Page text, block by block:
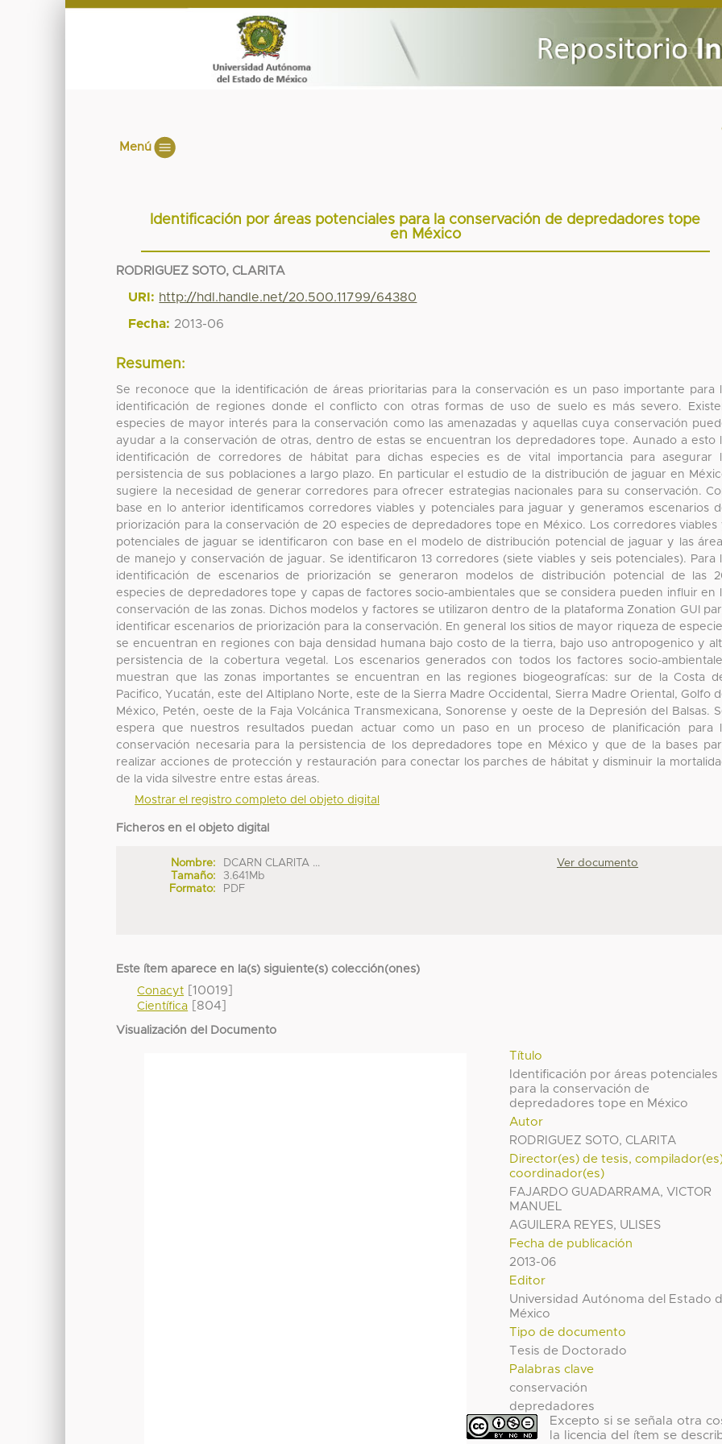
Menú
Identificación por áreas potenciales para la conservación de depredadores tope
en México
RODRIGUEZ SOTO, CLARITA
URI: http://hdl.handle.net/20.500.11799/64380
Fecha: 2013-06
Resumen:
Se reconoce que la identificación de áreas prioritarias para la conservación es un paso importante para
identificación de regiones donde el conflicto con otras formas de uso de suelo es más severo.
especies de mayor interés para la conservación como las amenazadas y aquellas cuya conservación
ayudar a la conservación de otras, dentro de estas se encuentran los depredadores tope. Aunado a esto
identificación de corredores de hábitat para dichas especies es de vital importancia para asegurar
persistencia de sus poblaciones a largo plazo. En particular el estudio de la distribución de jaguar en
sugiere la necesidad de generar corredores para ofrecer estrategias nacionales para su conservación.
base en lo anterior identificamos corredores viables y potenciales para jaguar y generamos escenarios
priorización para la conservación de 20 especies de depredadores tope en México. Los corredores viables
potenciales de jaguar se identificaron con base en el modelo de distribución potencial de jaguar y las
de manejo y conservación de jaguar. Se identificaron 13 corredores (siete viables y seis potenciales). Para
identificación de escenarios de priorización se generaron modelos de distribución potencial de las
especies de depredadores tope y capas de factores socio-ambientales que se considera pueden influir en
conservación de las zonas. Dichos modelos y factores se utilizaron dentro de la plataforma Zonation GUI
identificar escenarios de priorización para la conservación. En general los sitios de mayor riqueza de
se encuentran en regiones con baja densidad humana bajo costo de la tierra, bajo uso antropogenico y
persistencia de la cobertura vegetal. Los escenarios generados con todos los factores socio-
muestran que las zonas importantes se encuentran en las regiones biogeografícas: sur de la Costa
Pacifico, Yucatán, este del Altiplano Norte, este de la Sierra Madre Occidental, Sierra Madre Oriental, Golfo
México, Petén, oeste de la Faja Volcánica Transmexicana, Sonorense y oeste de la Depresión del Balsas.
espera que nuestros resultados puedan actuar como un paso en un proceso de planificación para
conservación necesaria para la persistencia de los depredadores tope en México y que de la bases
realizar acciones de protección y restauración para conectar los parches de hábitat y disminuir la
de la vida silvestre entre estas áreas.
Mostrar el registro completo del objeto digital
Ficheros en el objeto digital
Nombre:
DCARN CLARITA ...
Tamaño:
3.641Mb
Formato:
PDF
Ver documento
Este ítem aparece en la(s) siguiente(s) colección(ones)
Conacyt [10019]
Científica [804]
Visualización del Documento
Título
Identificación por áreas potenciales
para la conservación de
depredadores tope en México
Autor
RODRIGUEZ SOTO, CLARITA
Director(es) de tesis,
coordinador(es)
FAJARDO GUADARRAMA, VICTOR
MANUEL
AGUILERA REYES, ULISES
Fecha de publicación
2013-06
Editor
Universidad Autónoma del Estado
México
Tipo de documento
Tesis de Doctorado
Palabras clave
conservación
depredadores
Excepto si se señala otra
la licencia del ítem se